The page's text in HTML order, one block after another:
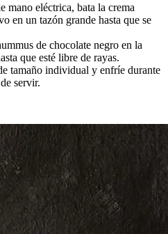
mano eléctrica, bata la crema
en un tazón grande hasta que se
de chocolate negro en la
que esté libre de rayas.
tamaño individual y enfríe durante
servir.